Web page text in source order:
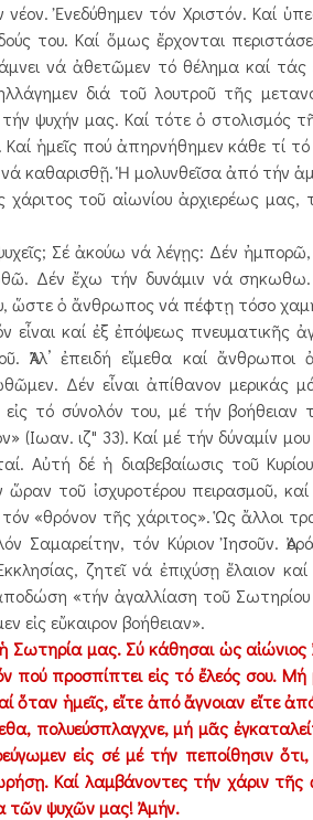
Ἐνεδύθημεν τόν Χριστόν. Καί
του. Καί ὅμως ἔρχονται
νά ἀθετῶμεν τό θέλημα καί τάς
διά τοῦ λουτροῦ τῆς
ψυχήν μας. Καί τότε ὁ στολισμός
ἡμεῖς πού ἀπηρνήθημεν κάθε τί
νά καθαρισθῇ. Ἡ μολυνθεῖσα ἀπό τήν
τοῦ αἰωνίου ἀρχιερέως μας,
Σέ ἀκούω νά λέγῃς: Δέν
Δέν ἔχω τήν δυνάμιν νά
ὥστε ὁ ἄνθρωπος νά πέφτῃ τόσο
εἶναι καί ἐξ ἐπόψεως πνευματικῆς
ἐπειδή εἴμεθα καί ἄνθρωποι
Δέν εἶναι ἀπίθανον μερικάς
τό σύνολόν του, μέ τήν βοήθειαν
ιζ" 33). Καί μέ τήν δύναμίν μου
Αὐτή δέ ἡ διαβεβαίωσις τοῦ
τοῦ ἰσχυροτέρου πειρασμοῦ,
«θρόνον τῆς χάριτος». Ὡς ἄλλοι
Σαμαρείτην, τόν Κύριον Ἰησοῦν.
ζητεῖ νά ἐπιχύσῃ ἔλαιον καί
«τήν ἀγαλλίαση τοῦ Σωτηρίου
εἰς εὔκαιρον βοήθειαν».
μας. Σύ κάθησαι ὡς αἰώνιος
πού προσπίπτει εἰς τό ἔλεός σου.
ἡμεῖς, εἴτε ἀπό ἄγνοιαν εἴτε
πολυεύσπλαγχνε, μή μᾶς
εἰς σέ μέ τήν πεποίθησιν
Καί λαμβάνοντες τήν χάριν
τῶν ψυχῶν μας! Ἀμήν.